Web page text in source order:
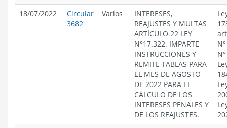
18/07/2022
Circular
3682
Varios
INTERESES,
REAJUSTES Y MULTAS
ARTÍCULO 22 LEY
N°17.322. IMPARTE
INSTRUCCIONES Y
REMITE TABLAS PARA
EL MES DE AGOSTO
DE 2022 PARA EL
CÁLCULO DE LOS
INTERESES PENALES Y
DE LOS REAJUSTES.